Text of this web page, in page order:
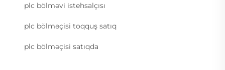
plc bölməvi istehsalçısı
plc bölməçisi toqquş satıq
plc bölməçisi satıqda